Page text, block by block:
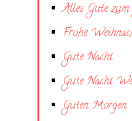
Alles Gute
Frohe
Gute Nacht
Gute Nacht
Guten Morgen